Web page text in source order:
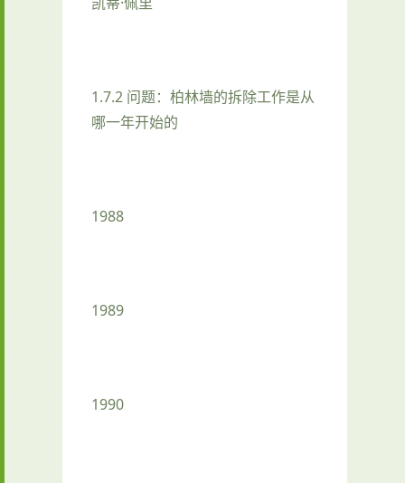
1.7.2 问题：柏林墙的拆除工作是从
哪一年开始的
1988
1989
1990